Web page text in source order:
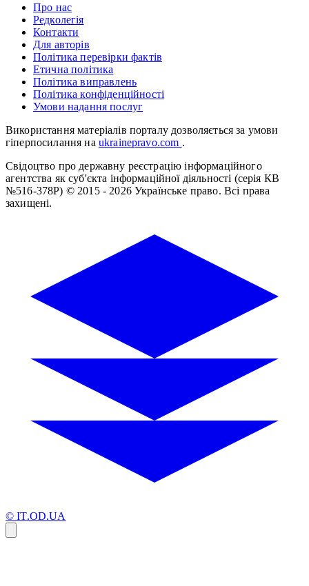
Про нас
Редколегія
Контакти
Для авторів
Політика перевірки фактів
Етична політика
Політика виправлень
Політика конфіденційності
Умови надання послуг
Використання матеріалів порталу дозволяється за умови
гіперпосилання на ukrainepravo.com .
Свідоцтво про державну реєстрацію інформаційного
агентства як суб'єкта інформаційної діяльності (серія КВ
№516-378Р) © 2015 - 2026 Українське право. Всі права
захищені.
© IT.OD.UA